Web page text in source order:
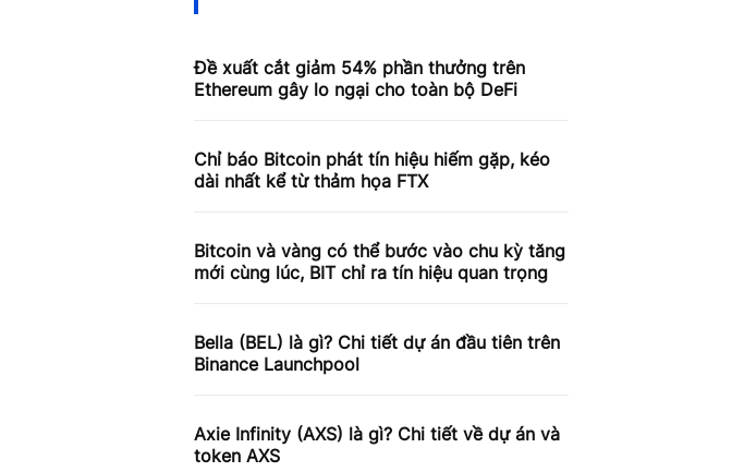
Đề xuất cắt giảm 54% phần thưởng trên
Ethereum gây lo ngại cho toàn bộ DeFi
Chỉ báo Bitcoin phát tín hiệu hiếm gặp, kéo
dài nhất kể từ thảm họa FTX
Bitcoin và vàng có thể bước vào chu kỳ tăng
mới cùng lúc, BIT chỉ ra tín hiệu quan trọng
Bella (BEL) là gì? Chi tiết dự án đầu tiên trên
Binance Launchpool
Axie Infinity (AXS) là gì? Chi tiết về dự án và
token AXS